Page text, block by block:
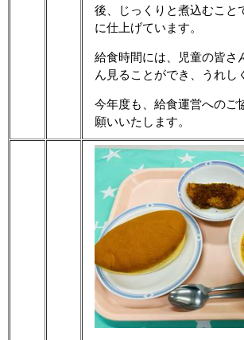
後、じっくりと煮込むこと
に仕上げています。
給食時間には、児童の皆さ
ん見ることができ、うれし
今年度も、給食運営へのご
願いいたします。